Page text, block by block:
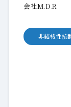
会社M.D.R
非結核性抗